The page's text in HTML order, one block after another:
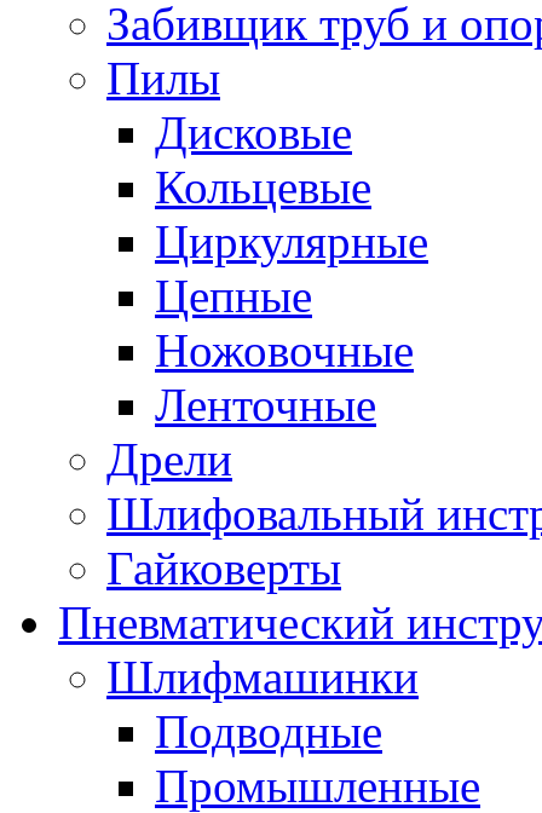
Забивщик труб и
Пилы
Дисковые
Кольцевые
Циркулярные
Цепные
Ножовочные
Ленточные
Дрели
Шлифовальный
Гайковерты
Пневматический
Шлифмашинки
Подводные
Промышленные